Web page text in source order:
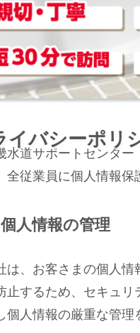
イバシーポリ
水道サポートセンタ
全従業員に個人情報
個人情報の管理
は、お客さまの個人
止するため、セキュ
個人情報の厳重な管理